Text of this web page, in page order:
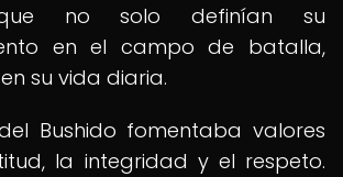
que no solo definían su
en el campo de batalla,
su vida diaria.
Bushido fomentaba valores
la integridad y el respeto.